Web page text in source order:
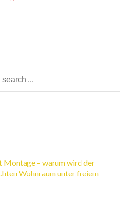
Montage – warum wird der
Wohnraum unter freiem